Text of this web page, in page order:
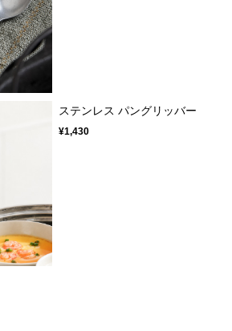
ステンレス パングリッバー
¥1,430